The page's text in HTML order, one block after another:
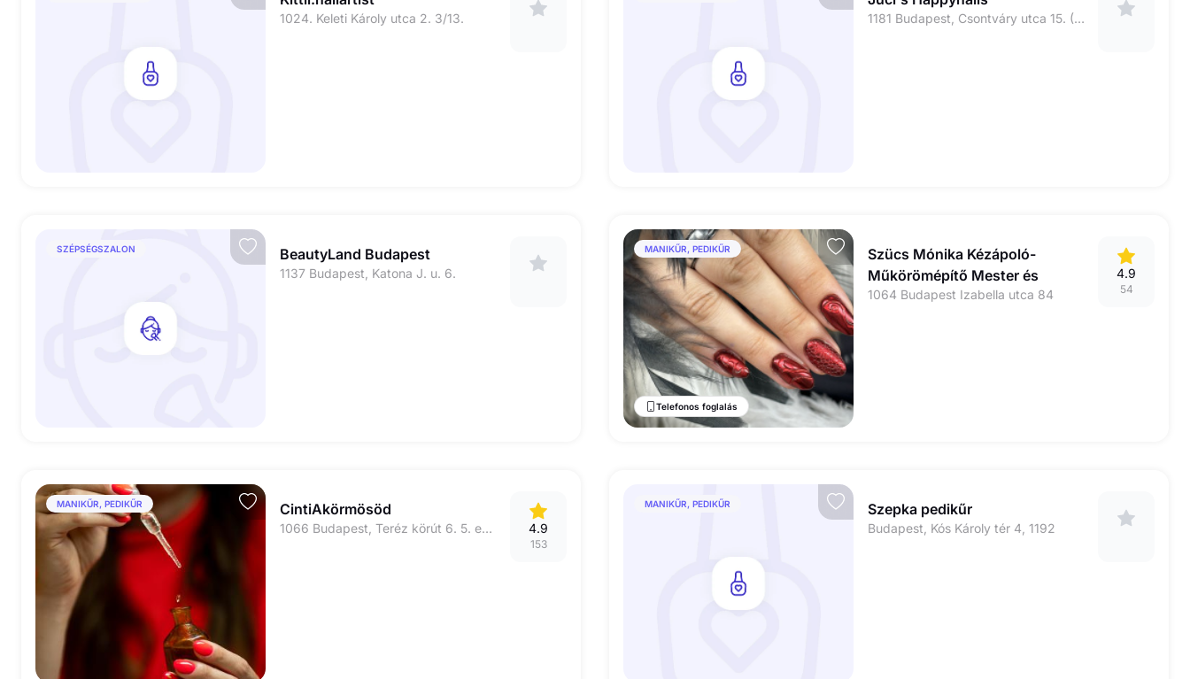
1024. Keleti Károly utca 2. 3/13. 1181 Budapest, Csontváry utca 15. (Parkoló felől!)
SZÉPSÉGSZALON BeautyLand Budapest
1137 Budapest, Katona J. u. 6.
MANIKŰR, PEDIKŰR
Telefonos foglalás
Szücs Mónika Kézápoló-
Műkörömépítő Mester és
Lábápoló
1064 Budapest Izabella utca 84
4.9
54
MANIKŰR, PEDIKŰR CintiAkörmösöd
1066 Budapest, Teréz körút 6. 5. em. 5. ajtó - 94. kcs. 4.9
153
MANIKŰR, PEDIKŰR Szepka pedikűr
Budapest, Kós Károly tér 4, 1192